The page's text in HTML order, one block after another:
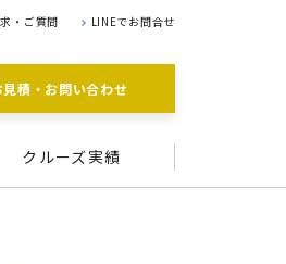
・ご質問 LINEでお問合せ
見積・お問い合わせ
クルーズ実績